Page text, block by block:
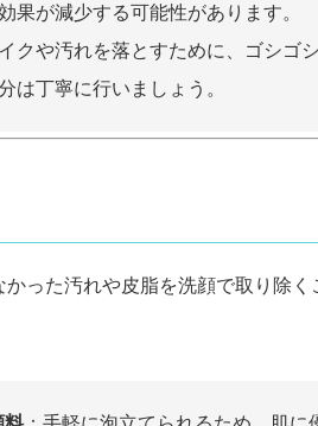
果が減少する可能性があります。
イクや汚れを落とすために、ゴシゴ
は丁寧に行いましょう。
った汚れや皮脂を洗顔で取り除